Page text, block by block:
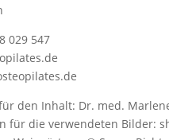
029 547
den Inhalt: Dr. med.
für die verwendeten Bilder: